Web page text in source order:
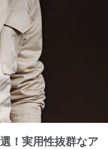
！実用性抜群なア